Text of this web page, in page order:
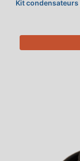
Kit condensateurs